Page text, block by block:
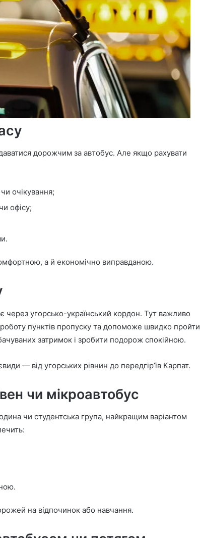
дорожчим за автобус. Але якщо рахувати
очікування;
офісу;
а й економічно виправданою.
угорсько-український кордон. Тут важливо
пунктів пропуску та допоможе швидко пройти
затримок і зробити подорож спокійною.
— від угорських рівнин до передгір’їв Карпат.
чи мікроавтобус
чи студентська група, найкращим варіантом
на відпочинок або навчання.